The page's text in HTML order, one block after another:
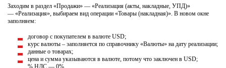
Заходим в раздел «Продажи» — «Реализация (акты, накладные, УПД)»
— «Реализация», выбираем вид операции «Товары (накладная)». В новом окне
заполняем:
договор с покупателем в валюте USD;
курс валюты – заполняется по справочнику «Валюты» на дату реализации;
данные о товарах;
цена и сумма указываются в валюте, потому что заключен в USD;